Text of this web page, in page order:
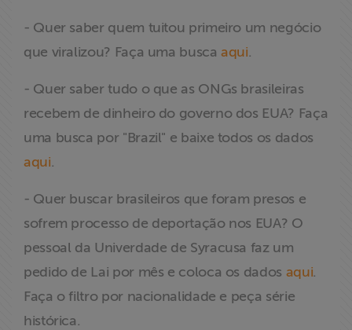
- Quer saber quem tuitou primeiro um negócio
que viralizou? Faça uma buscaaqui.
- Quer saber tudo o que as ONGs brasileiras
recebem de dinheiro do governo dos EUA? Faça
uma busca por "Brazil" e baixe todos os dados
aqui.
- Quer buscar brasileiros que foram presos e
sofrem processo de deportação nos EUA? O
pessoal da Univerdade de Syracusa faz um
pedido de Lai por mês e coloca os dados aqui.
Faça o filtro por nacionalidade e peça série
histórica.